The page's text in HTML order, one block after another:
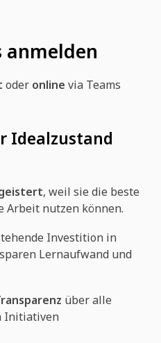
anmelden
oder online via Teams
Idealzustand
, weil sie die beste
Arbeit nutzen können.
Investition in
Lernaufwand und
über alle
Initiativen